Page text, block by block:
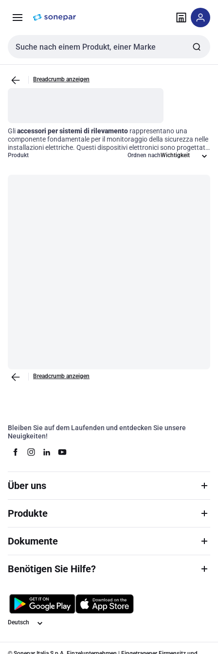
NavigationInhalt
Sucheingabe
Breadcrumb anzeigen
Gliaccessori per sistemi di rilevamento rappresentano una
componente fondamentale per il monitoraggio della sicurezza nelle
installazioni elettriche. Questi dispositivi elettronici sono progettati
per integrare i quadri elettrici, garantendo una comunicazione
Produkt Ordnen nach
Breadcrumb anzeigen
Bleiben Sie auf dem Laufenden und entdecken Sie unsere
Neuigkeiten!
Über uns
Produkte
Dokumente
Benötigen Sie Hilfe?
Sprache